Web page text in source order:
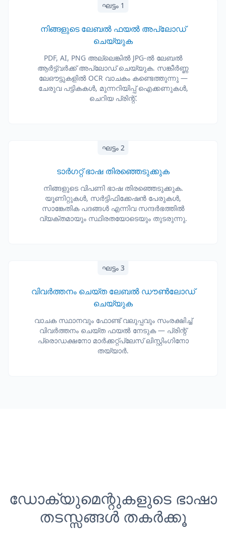
ഘട്ടം 1
നിങ്ങളുടെ ലേബൽ ഫയൽ അപ്‌ലോഡ്
ചെയ്യുക
PDF, AI, PNG അല്ലെങ്കിൽ JPG-ൽ ലേബൽ
ആർട്ട്‌വർക്ക് അപ്‌ലോഡ് ചെയ്യുക. സങ്കീർണ്ണ
ലേഔട്ടുകളിൽ OCR വാചകം കണ്ടെത്തുന്നു —
ചേരുവ പട്ടികകൾ, മുന്നറിയിപ്പ് ഐക്കണുകൾ,
ചെറിയ പ്രിന്റ്.
ഘട്ടം 2
ടാർഗറ്റ് ഭാഷ തിരഞ്ഞെടുക്കുക
നിങ്ങളുടെ വിപണി ഭാഷ തിരഞ്ഞെടുക്കുക.
യൂണിറ്റുകൾ, സർട്ടിഫിക്കേഷൻ പേരുകൾ,
സാങ്കേതിക പദങ്ങൾ എന്നിവ സന്ദർഭത്തിൽ
വ്യക്തമായും സ്ഥിരതയോടെയും തുടരുന്നു.
ഘട്ടം 3
വിവർത്തനം ചെയ്ത ലേബൽ ഡൗൺലോഡ്
ചെയ്യുക
വാചക സ്ഥാനവും ഫോണ്ട് വലുപ്പവും സംരക്ഷിച്ച്
വിവർത്തനം ചെയ്ത ഫയൽ നേടുക — പ്രിന്റ്
പ്രൊഡക്ഷനോ മാർക്കറ്റ്പ്ലേസ് ലിസ്റ്റിംഗിനോ
തയ്യാർ.
ഡോക്യുമെന്റുകളുടെ ഭാഷാ
തടസ്സങ്ങൾ തകർക്കൂ